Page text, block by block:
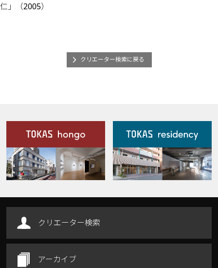
仁」（2005）
クリエーター検索に戻る
施設案内
Our Facilities
クリエーター検索
アーカイブ